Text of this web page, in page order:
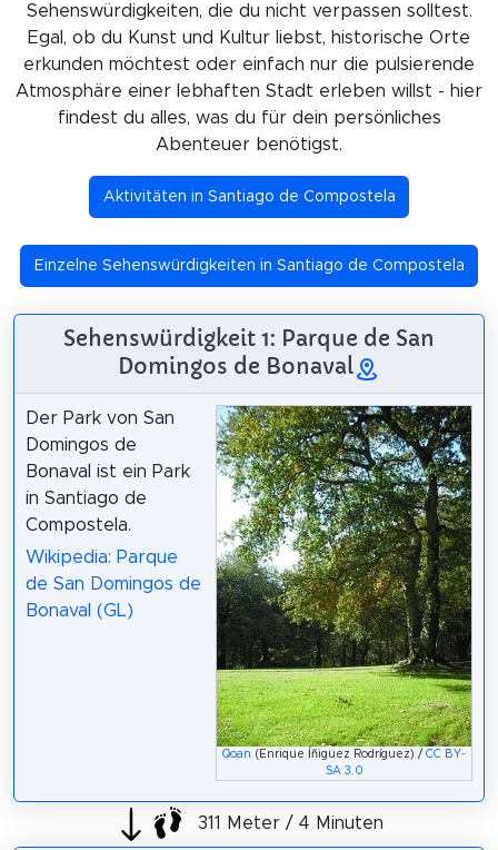
Sehenswürdigkeiten, die du nicht verpassen solltest.
Egal, ob du Kunst und Kultur liebst, historische Orte
erkunden möchtest oder einfach nur die pulsierende
Atmosphäre einer lebhaften Stadt erleben willst - hier
findest du alles, was du für dein persönliches
Abenteuer benötigst.
Aktivitäten in Santiago de Compostela
Einzelne Sehenswürdigkeiten in Santiago de Compostela
Sehenswürdigkeit 1: Parque de San
Domingos de Bonaval
Qoan (Enrique Íñiguez Rodríguez) /CC BY-
SA 3.0
Der Park von San
Domingos de
Bonaval ist ein Park
in Santiago de
Compostela.
Wikipedia: Parque
de San Domingos de
Bonaval (GL)
311 Meter / 4 Minuten